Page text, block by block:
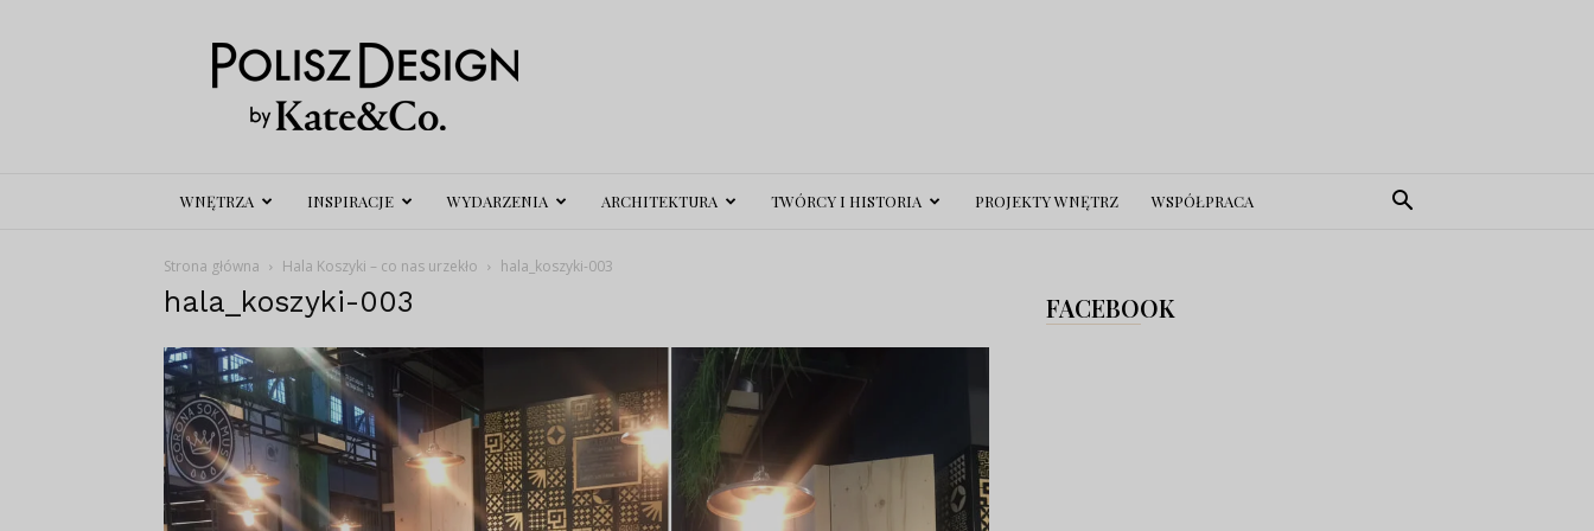
Polisz
Design
WNĘTRZA INSPIRACJE WYDARZENIA ARCHITEKTURA TWÓRCY I HISTORIA PROJEKTY WNĘTRZ WSPÓŁPRACA
Strona główna Hala Koszyki – co nas urzekło hala_koszyki-003
hala_koszyki-003 FACEBOOK